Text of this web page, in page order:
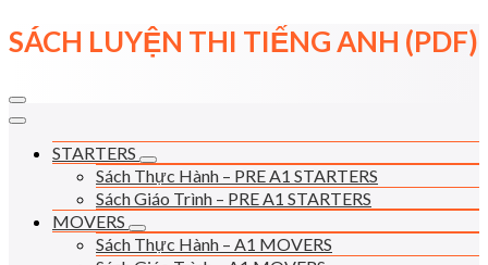
Skip
to
SÁCH LUYỆN THI TIẾNG ANH (PDF)
STARTERS
Sách Thực Hành – PRE A1 STARTERS
Sách Giáo Trình – PRE A1 STARTERS
MOVERS
Sách Thực Hành – A1 MOVERS